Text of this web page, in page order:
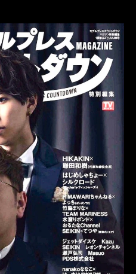
ダータキシード名古屋
東京
浜 ROSSONERO 声優
シードレンタル東京
ータキシード横浜
めしゃちょー
スカイ
ワスカ共塔宣言